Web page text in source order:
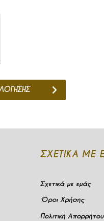
ΣΧΕΤΙΚΆ ΜΕ
Σχετικά με εμάς
Όροι Χρήσης
Πολιτική Απορρήτου